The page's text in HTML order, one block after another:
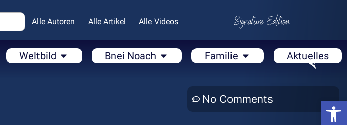
Alle Autoren Alle Artikel Alle Videos
Weltbild Bnei Noach Familie Aktuelles
No Comments